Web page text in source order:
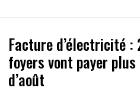
Facture d’électricité
foyers vont payer
d’août